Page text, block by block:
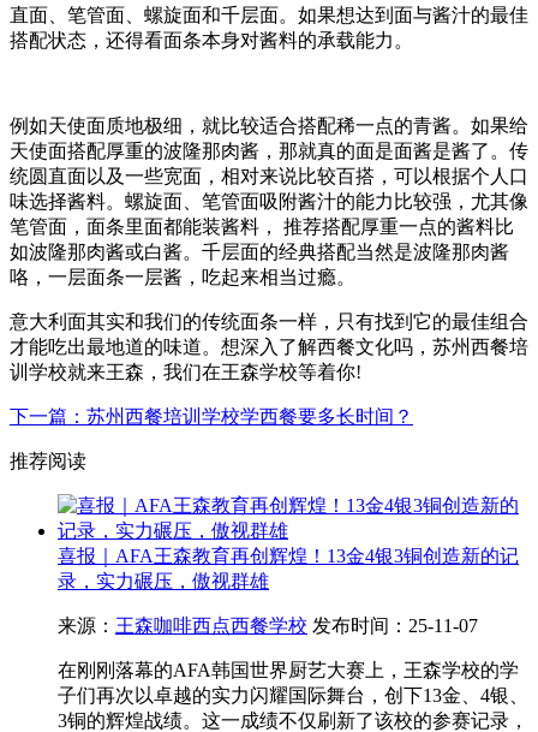
直面、笔管面、螺旋面和千层面。如果想达到面与酱汁的最佳
搭配状态，还得看面条本身对酱料的承载能力。
例如天使面质地极细，就比较适合搭配稀一点的青酱。如果给
天使面搭配厚重的波隆那肉酱，那就真的面是面酱是酱了。传
统圆直面以及一些宽面，相对来说比较百搭，可以根据个人口
味选择酱料。螺旋面、笔管面吸附酱汁的能力比较强，尤其像
笔管面，面条里面都能装酱料， 推荐搭配厚重一点的酱料比
如波隆那肉酱或白酱。千层面的经典搭配当然是波隆那肉酱
咯，一层面条一层酱，吃起来相当过瘾。
意大利面其实和我们的传统面条一样，只有找到它的最佳组合
才能吃出最地道的味道。想深入了解西餐文化吗，苏州西餐培
训学校就来王森，我们在王森学校等着你!
下一篇：苏州西餐培训学校学西餐要多长时间？
推荐阅读
喜报｜AFA王森教育再创辉煌！13金4银3铜创造新的记
录，实力碾压，傲视群雄
来源： 王森咖啡西点西餐学校 发布时间：25-11-07
在刚刚落幕的AFA韩国世界厨艺大赛上，王森学校的学
子们再次以卓越的实力闪耀国际舞台，创下13金、4银、
3铜的辉煌战绩。这一成绩不仅刷新了该校的参赛记录，